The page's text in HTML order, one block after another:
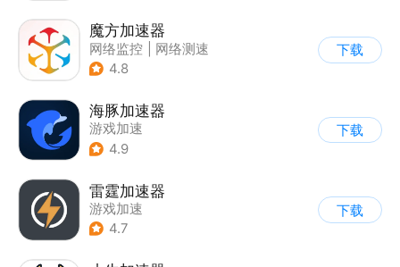
魔方加速器
网络监控
网络测速
4.8
下载
海豚加速器
游戏加速
4.9
下载
雷霆加速器
游戏加速
4.7
下载